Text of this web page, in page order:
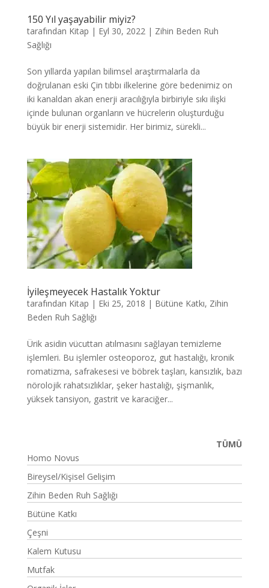
150 Yıl yaşayabilir miyiz?
tarafından Kitap | Eyl 30, 2022| Zihin Beden Ruh
Sağlığı
Son yıllarda yapılan bilimsel araştırmalarla da
doğrulanan eski Çin tıbbı ilkelerine göre bedenimiz on
iki kanaldan akan enerji aracılığıyla birbiriyle sıkı ilişki
içinde bulunan organların ve hücrelerin oluşturduğu
büyük bir enerji sistemidir. Her birimiz, sürekli...
İyileşmeyecek Hastalık Yoktur
tarafından Kitap | Eki 25, 2018 | Bütüne Katkı, Zihin
Beden Ruh Sağlığı
Ürik asidin vücuttan atılmasını sağlayan temizleme
işlemleri. Bu işlemler osteoporoz, gut hastalığı, kronik
romatizma, safrakesesi ve böbrek taşları, kansızlık, bazı
nörolojik rahatsızlıklar, şeker hastalığı, şişmanlık,
yüksek tansiyon, gastrit ve karaciğer...
TÜMÜ
Homo Novus
Bireysel/Kişisel Gelişim
Zihin Beden Ruh Sağlığı
Bütüne Katkı
Çeşni
Kalem Kutusu
Mutfak